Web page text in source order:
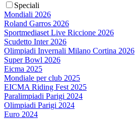
Speciali
Mondiali 2026
Roland Garros 2026
Sportmediaset Live Riccione 2026
Scudetto Inter 2026
Olimpiadi Invernali Milano Cortina 2026
Super Bowl 2026
Eicma 2025
Mondiale per club 2025
EICMA Riding Fest 2025
Paralimpiadi Parigi 2024
Olimpiadi Parigi 2024
Euro 2024